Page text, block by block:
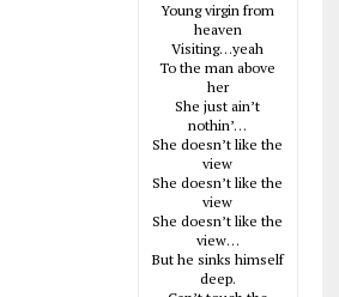
Young virgin from
heaven
Visiting…yeah
To the man above
her
She just ain’t
nothin’…
She doesn’t like the
view
She doesn’t like the
view
She doesn’t like the
view…
But he sinks himself
deep.